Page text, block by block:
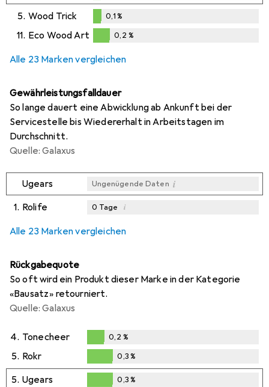
0,1%
5. Wood Trick
%
0,1%
11. Eco Wood Art 0,2 %
Alle 23 Marken vergleichen
Gewährleistungsfalldauer
So lange dauert eine Abwicklung ab Ankunft bei der
Servicestelle bis Wiedererhalt in Arbeitstagen im
Durchschnitt.
Quelle: Galaxus
Ugears Ungenügende Daten i
1. Rolife 0 Tage i
Alle 23 Marken vergleichen
Rückgabequote
So oft wird ein Produkt dieser Marke in der Kategorie
«Bausatz» retourniert.
Quelle: Galaxus
4. Tonecheer
0,2%
0,2 %
5. Rokr
0,3%
0,3%
5. Ugears 0,3%